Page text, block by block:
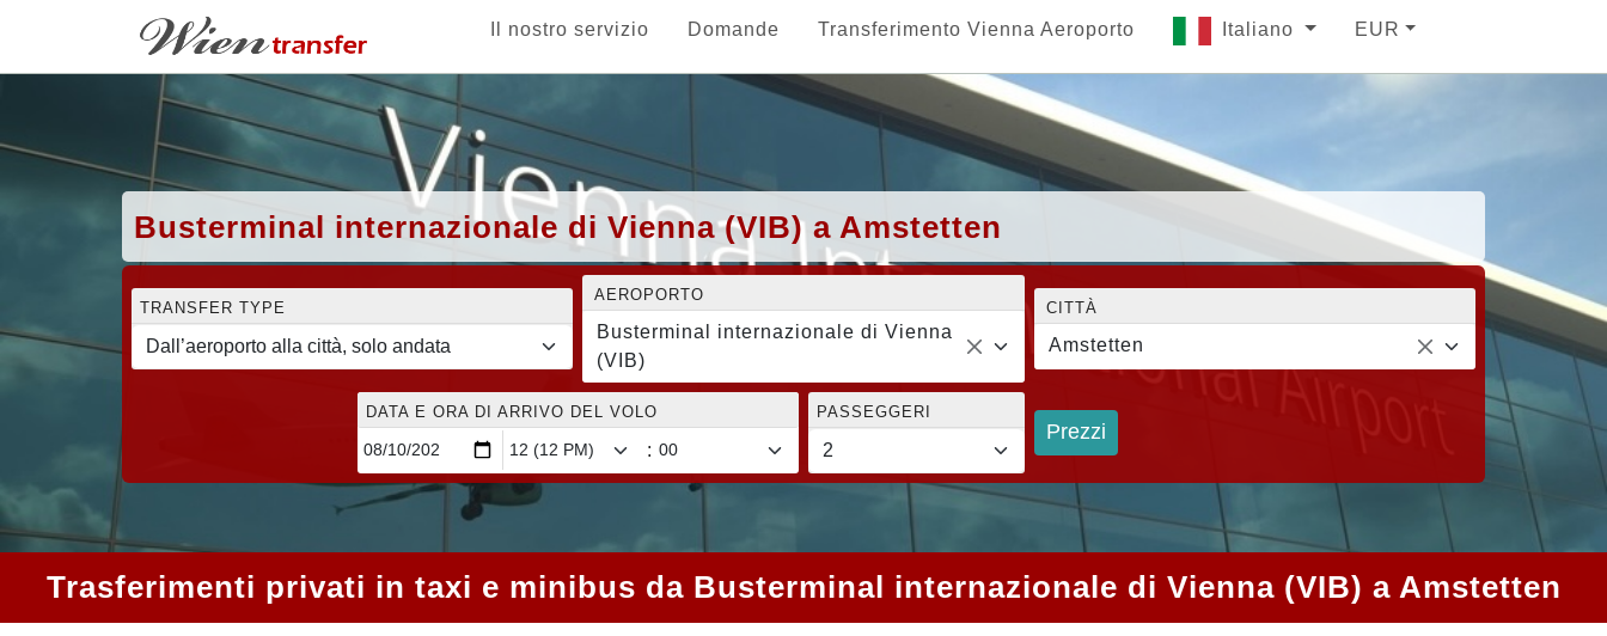
Il nostro servizio Domande Transferimento Vienna Aeroporto Italiano EUR
Busterminal internazionale di Vienna (VIB) a Amstetten
TRANSFER TYPE
AEROPORTO
Busterminal internazionale di Vienna
(VIB)
CITTÀ
Amstetten
DATA E ORA DI ARRIVO DEL VOLO
:
PASSEGGERI
Prezzi
Trasferimenti privati in taxi e minibus da Busterminal internazionale di Vienna (VIB) a Amstetten